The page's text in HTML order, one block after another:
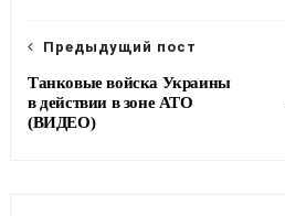
Предыдущий пост
Танковые войска Украины
в действии в зоне АТО
(ВИДЕО)